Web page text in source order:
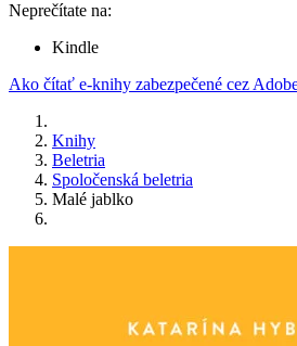
Neprečítate na:
Kindle
Ako čítať e-knihy zabezpečené cez
Knihy
Beletria
Spoločenská beletria
Malé jablko